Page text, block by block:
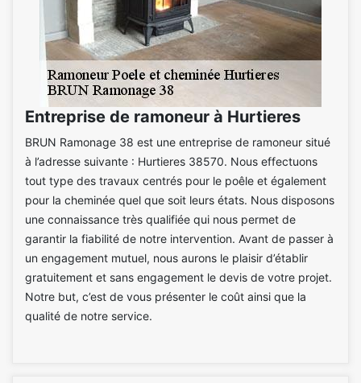
Entreprise de ramoneur à Hurtieres
BRUN Ramonage 38 est une entreprise de ramoneur situé
à l’adresse suivante : Hurtieres 38570. Nous effectuons
tout type des travaux centrés pour le poêle et également
pour la cheminée quel que soit leurs états. Nous disposons
une connaissance très qualifiée qui nous permet de
garantir la fiabilité de notre intervention. Avant de passer à
un engagement mutuel, nous aurons le plaisir d’établir
gratuitement et sans engagement le devis de votre projet.
Notre but, c’est de vous présenter le coût ainsi que la
qualité de notre service.